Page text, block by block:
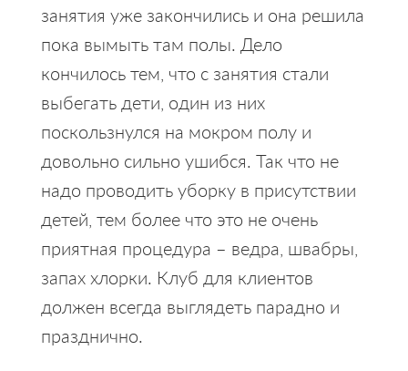
занятия уже закончились и она решила
пока вымыть там полы. Дело
кончилось тем, что с занятия стали
выбегать дети, один из них
поскользнулся на мокром полу и
довольно сильно ушибся. Так что не
надо проводить уборку в присутствии
детей, тем более что это не очень
приятная процедура – ведра, швабры,
запах хлорки. Клуб для клиентов
должен всегда выглядеть парадно и
празднично.